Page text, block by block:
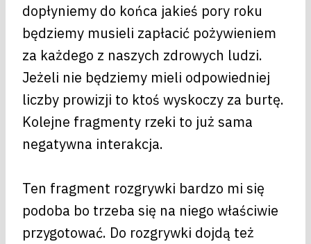
dopłyniemy do końca jakieś pory roku
będziemy musieli zapłacić pożywieniem
za każdego z naszych zdrowych ludzi.
Jeżeli nie będziemy mieli odpowiedniej
liczby prowizji to ktoś wyskoczy za burtę.
Kolejne fragmenty rzeki to już sama
negatywna interakcja.
Ten fragment rozgrywki bardzo mi się
podoba bo trzeba się na niego właściwie
przygotować. Do rozgrywki dojdą też